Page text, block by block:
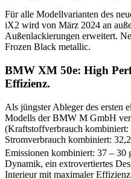
Für alle Modellvarianten des
iX2 wird von März 2024 an
Außenlackierungen erweitert.
Frozen Black metallic.
BMW XM 50e: High
Effizienz.
Als jüngster Ableger des ersten
Modells der BMW M GmbH
(Kraftstoffverbrauch
Stromverbrauch kombiniert:
Emissionen kombiniert: 37 –
Dynamik, ein extrovertiertes
Interieur mit maximaler